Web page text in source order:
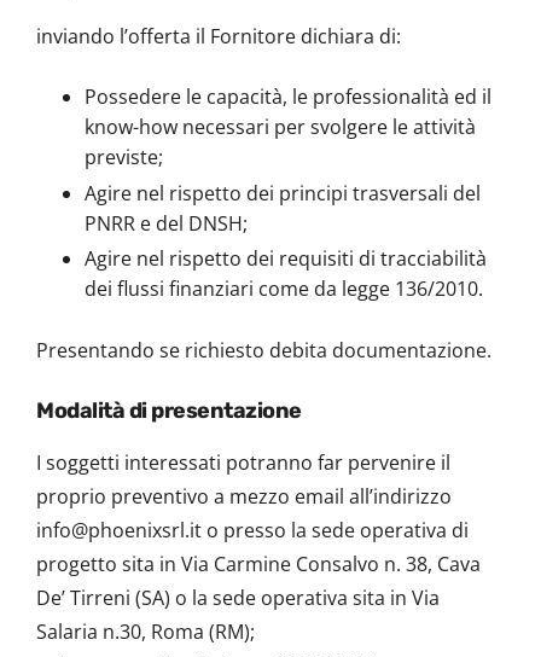
inviando l’offerta il Fornitore dichiara di:
Possedere le capacità, le professionalità ed il
know-how necessari per svolgere le attività
previste;
Agire nel rispetto dei principi trasversali del
PNRR e del DNSH;
Agire nel rispetto dei requisiti di tracciabilità
dei flussi finanziari come da legge 136/2010.
Presentando se richiesto debita documentazione.
Modalità di presentazione
I soggetti interessati potranno far pervenire il
proprio preventivo a mezzo email all’indirizzo
info@phoenixsrl.it o presso la sede operativa di
progetto sita in Via Carmine Consalvo n. 38, Cava
De’ Tirreni (SA) o la sede operativa sita in Via
Salaria n.30, Roma (RM);